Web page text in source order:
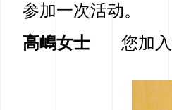
参加一次活动。
高嶋女士
您加